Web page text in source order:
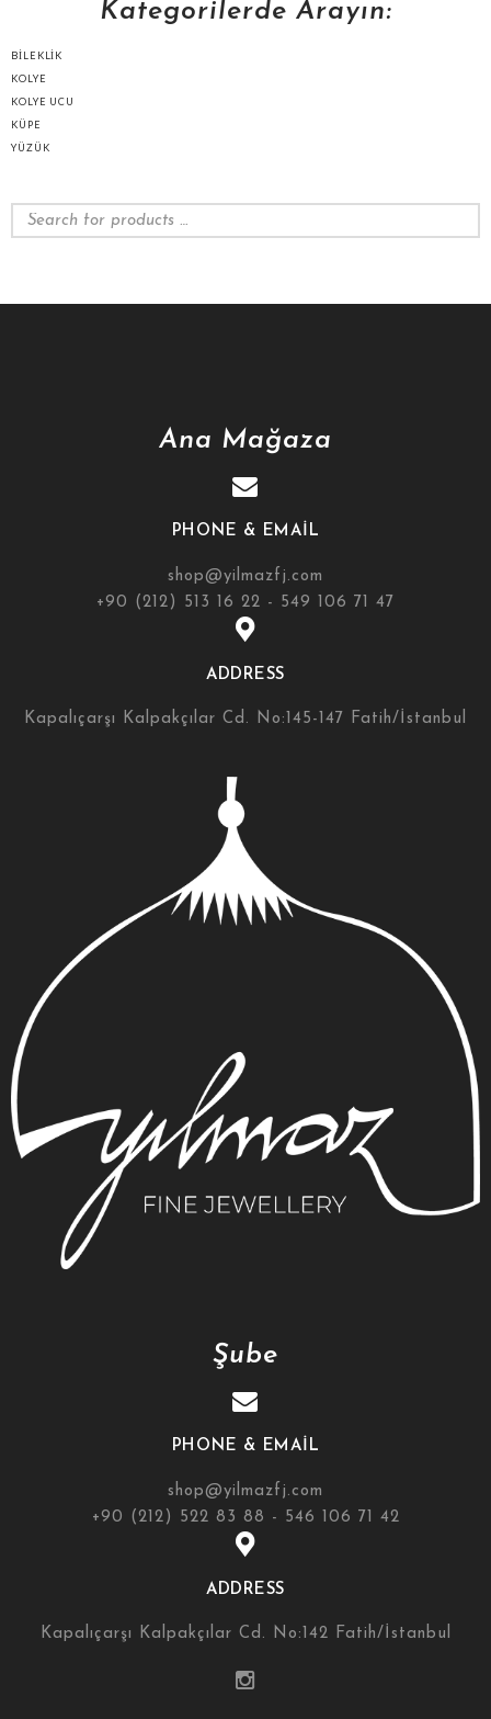
Kategorilerde Arayın:
BILEKLIK
KOLYE
KOLYE UCU
KÜPE
YÜZÜK
Ana Mağaza
PHONE & EMAIL
shop@yilmazfj.com
+90 (212) 513 16 22 - 549 106 71 47
ADDRESS
Kapalıçarşı Kalpakçılar Cd. No:145-147 Fatih/İstanbul
Şube
PHONE & EMAIL
shop@yilmazfj.com
+90 (212) 522 83 88 - 546 106 71 42
ADDRESS
Kapalıçarşı Kalpakçılar Cd. No:142 Fatih/İstanbul